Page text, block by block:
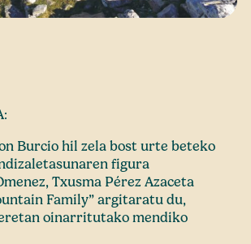
Burcio hil zela bost urte beteko
figura
Txusma Pérez Azaceta
Family” argitaratu du,
oinarritutako mendiko